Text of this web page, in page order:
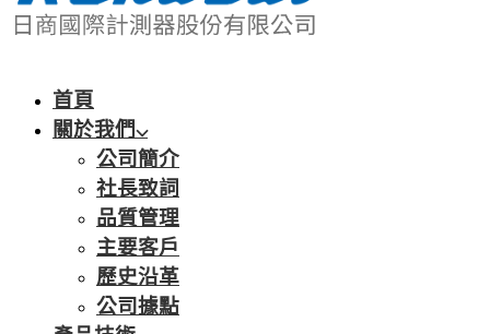
首頁
關於我們
公司簡介
社長致詞
品質管理
主要客戶
歷史沿革
公司據點